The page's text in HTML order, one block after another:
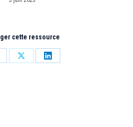
cette ressource
PartagerPartager